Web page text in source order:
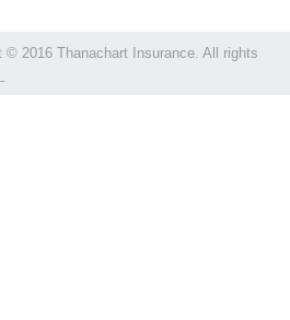
© 2016 Thanachart Insurance. All rights